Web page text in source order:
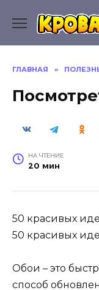
содержанию
ГЛАВНАЯ »
НА ЧТЕНИЕ
20 мин
50 красивых
50 красивых
Обои – это
способ